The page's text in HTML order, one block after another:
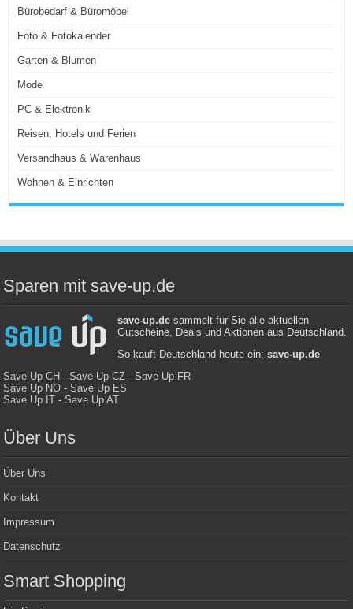
Bürobedarf & Büromöbel
Foto & Fotokalender
Garten & Blumen
Mode
PC & Elektronik
Reisen, Hotels und Ferien
Versandhaus & Warenhaus
Wohnen & Einrichten
Sparen mit save-up.de
save-up.desammelt für Sie alle aktuellen
Gutscheine, Deals und Aktionen aus Deutschland.
So kauft Deutschland heute ein: save-up.de
Save Up CH -Save Up CZ -Save Up FR
Save Up NO -Save Up ES
Save Up IT -Save Up AT
Über Uns
Über Uns
Kontakt
Impressum
Datenschutz
Smart Shopping